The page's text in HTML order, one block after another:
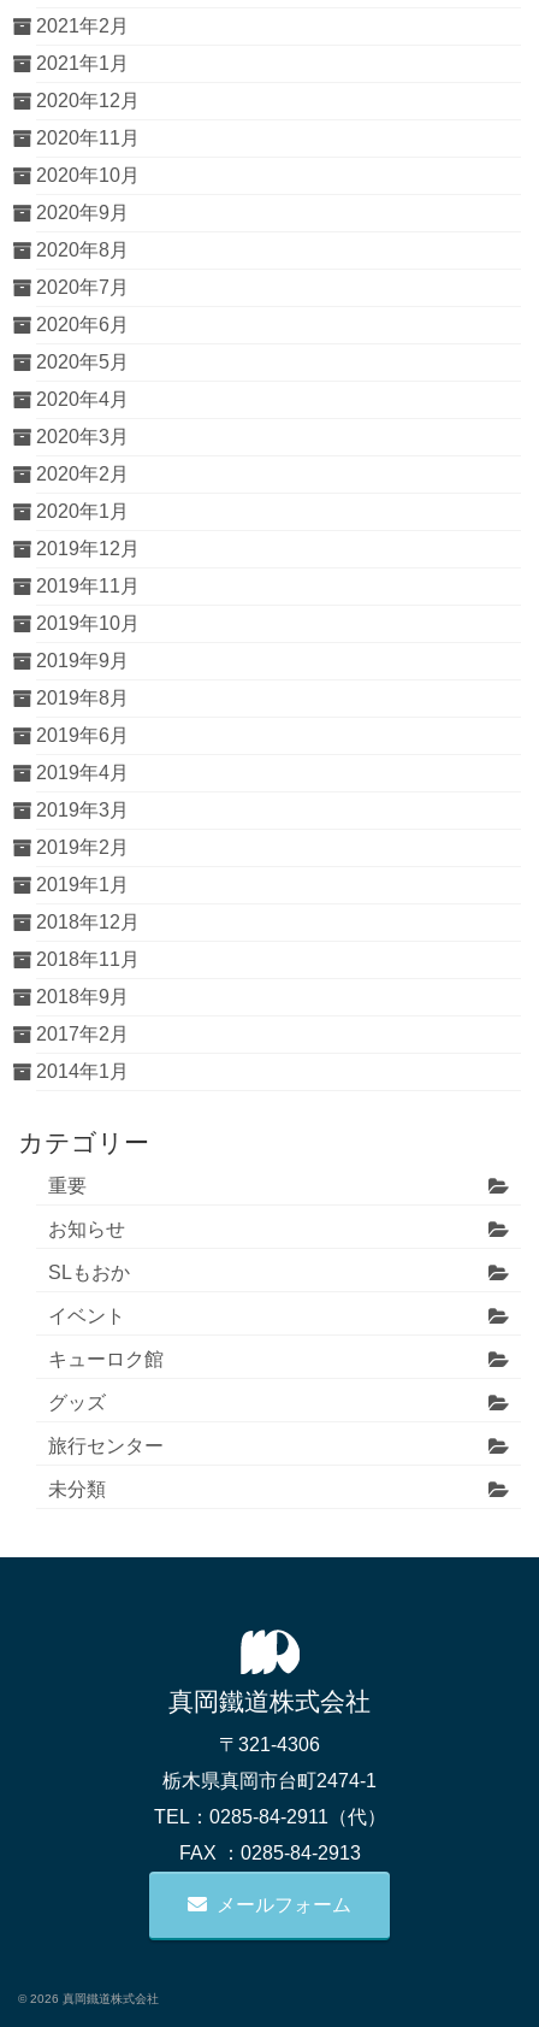
2021年2月
2021年1月
2020年12月
2020年11月
2020年10月
2020年9月
2020年8月
2020年7月
2020年6月
2020年5月
2020年4月
2020年3月
2020年2月
2020年1月
2019年12月
2019年11月
2019年10月
2019年9月
2019年8月
2019年6月
2019年4月
2019年3月
2019年2月
2019年1月
2018年12月
2018年11月
2018年9月
2017年2月
2014年1月
カテゴリー
重要
お知らせ
SLもおか
イベント
キューロク館
グッズ
旅行センター
未分類
真岡鐵道株式会社
〒321-4306
栃木県真岡市台町2474-1
TEL：0285-84-2911（代）
FAX ：0285-84-2913
メールフォーム
© 2026 真岡鐵道株式会社